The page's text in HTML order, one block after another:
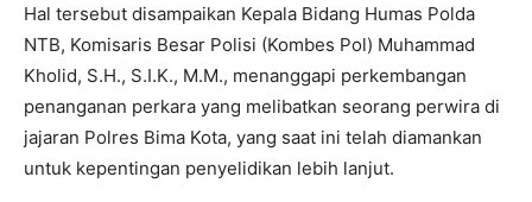
Hal tersebut disampaikan Kepala Bidang Humas Polda
NTB, Komisaris Besar Polisi (Kombes Pol) Muhammad
Kholid, S.H., S.I.K., M.M., menanggapi perkembangan
penanganan perkara yang melibatkan seorang perwira di
jajaran Polres Bima Kota, yang saat ini telah diamankan
untuk kepentingan penyelidikan lebih lanjut.